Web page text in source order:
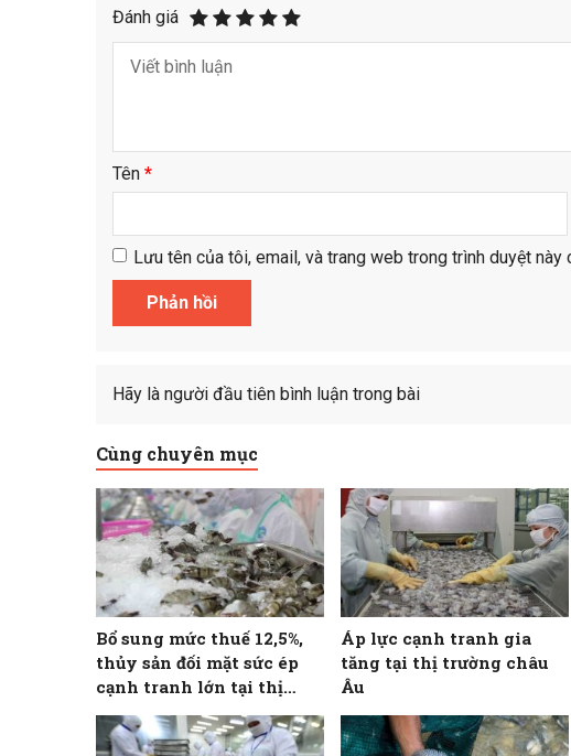
Đánh giá
Tên *
Lưu tên của tôi, email, và trang web trong trình duyệt này
Hãy là người đầu tiên bình luận trong bài
Cùng chuyên mục
Bổ sung mức thuế 12,5%,
thủy sản đối mặt sức ép
cạnh tranh lớn tại thị
trường Hoa Kỳ
Áp lực cạnh tranh gia
tăng tại thị trường châu
Âu